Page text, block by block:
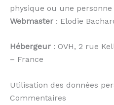
physique ou une
Webmaster : Elodie
Hébergeur : OVH, 2 rue
– France
Utilisation des données
Commentaires